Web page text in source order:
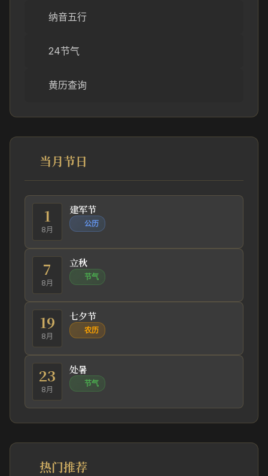
纳音五行
24节气
黄历查询
当月节日
1
8月
建军节
公历
7
8月
立秋
节气
19
8月
七夕节
农历
23
8月
处暑
节气
热门推荐